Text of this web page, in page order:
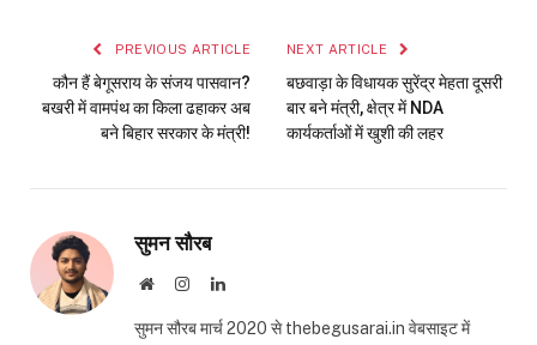
PREVIOUS ARTICLE
कौन हैं बेगूसराय के संजय पासवान?
बखरी में वामपंथ का किला ढहाकर अब
बने बिहार सरकार के मंत्री!
NEXT ARTICLE
बछवाड़ा के विधायक सुरेंद्र मेहता दूसरी
बार बने मंत्री, क्षेत्र में NDA
कार्यकर्ताओं में खुशी की लहर
सुमन सौरब
WebsiteInstagramLinkedIn
सुमन सौरब मार्च 2020 से thebegusarai.in वेबसाइट में